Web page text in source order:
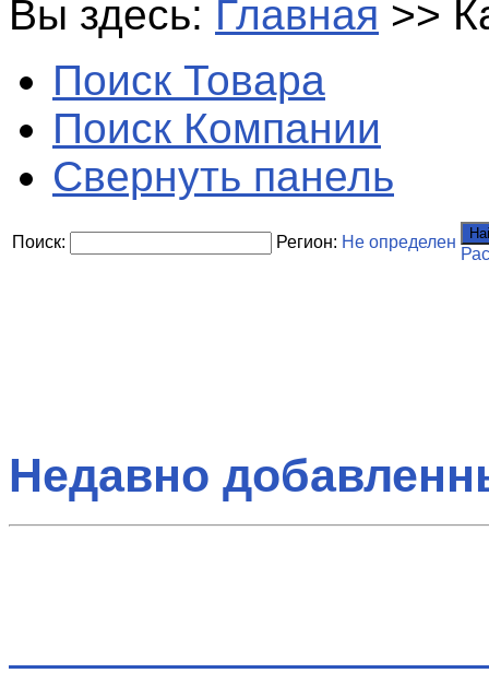
Вы здесь: Главная >>
Поиск Товара
Поиск Компании
Свернуть панель
Поиск: Регион: Не определен
Недавно